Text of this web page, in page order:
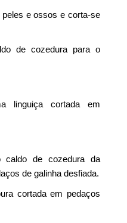
e ossos e corta-se
de cozedura para o
linguiça cortada em
caldo de cozedura da
de galinha desfiada.
cortada em pedaços